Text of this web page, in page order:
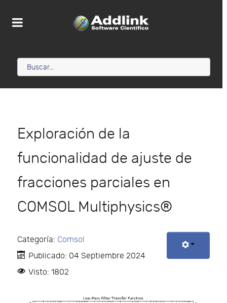
Exploración de la
funcionalidad de ajuste de
fracciones parciales en
COMSOL Multiphysics®
Categoría: Comsol
Publicado: 04 Septiembre 2024
Visto: 1802